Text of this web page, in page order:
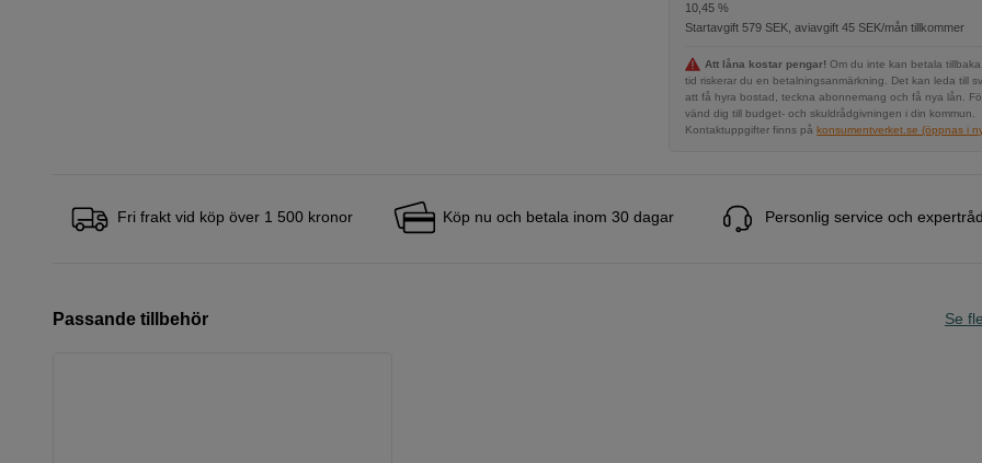
10,45 %
Startavgift 579 SEK, aviavgift 45 SEK/mån tillkommer
Att låna kostar pengar! Om du inte kan betala
tid riskerar du en betalningsanmärkning. Det kan leda till
att få hyra bostad, teckna abonnemang och få nya lån.
vänd dig till budget- och skuldrådgivningen i din kommun.
Kontaktuppgifter finns på konsumentverket.se (öppnas i
Fri frakt vid köp över 1 500 kronor Köp nu och betala inom 30 dagar Personlig service och
Passande tillbehör Se